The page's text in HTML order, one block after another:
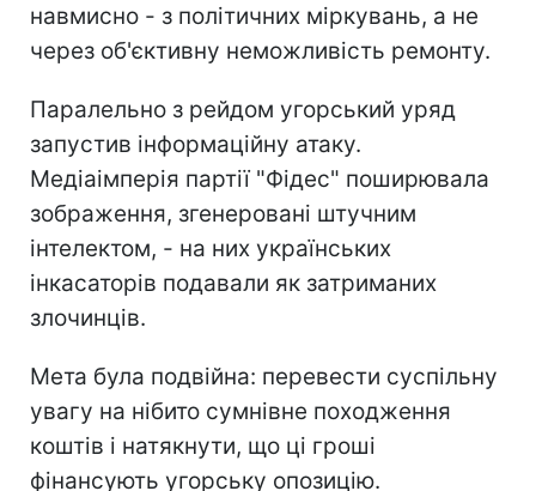
навмисно - з політичних міркувань, а не
через об'єктивну неможливість ремонту.
Паралельно з рейдом угорський уряд
запустив інформаційну атаку.
Медіаімперія партії "Фідес" поширювала
зображення, згенеровані штучним
інтелектом, - на них українських
інкасаторів подавали як затриманих
злочинців.
Мета була подвійна: перевести суспільну
увагу на нібито сумнівне походження
коштів і натякнути, що ці гроші
фінансують угорську опозицію.